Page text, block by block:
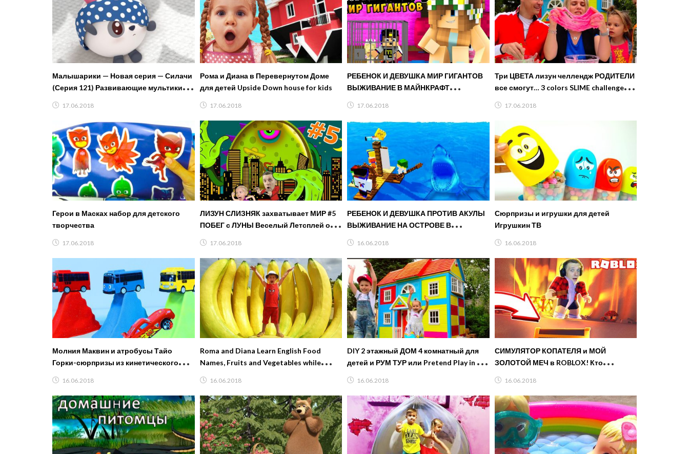
Малышарики — Новая серия — Силачи
(Серия 121) Развивающие мультики
17.06.2018
Рома и Диана в Перевернутом Доме
для детей Upside Down house for kids
17.06.2018
РЕБЕНОК И ДЕВУШКА МИР ГИГАНТОВ
ВЫЖИВАНИЕ В МАЙНКРАФТ
MINECRAFT
17.06.2018
Три ЦВЕТА лизун челлендж РОДИТЕЛИ
все смогут… 3 colors SLIME challenge
17.06.2018
Герои в Масках набор для детского
творчества
17.06.2018
ЛИЗУН СЛИЗНЯК захватывает МИР #5
ПОБЕГ с ЛУНЫ Веселый Летсплей от
17.06.2018
РЕБЕНОК И ДЕВУШКА ПРОТИВ АКУЛЫ
ВЫЖИВАНИЕ НА ОСТРОВЕ В
ДЕТЕЙ MINECRAFT
16.06.2018
Сюрпризы и игрушки для детей
Игрушкин ТВ
16.06.2018
Молния Маквин и атробусы Тайо
Горки-сюрпризы из кинетического
16.06.2018
Roma and Diana Learn English Food
Names, Fruits and Vegetables while
16.06.2018
DIY 2 этажный ДОМ 4 комнатный для
детей и РУМ ТУР или Pretend Play in DIY
16.06.2018
СИМУЛЯТОР КОПАТЕЛЯ и МОЙ
ЗОЛОТОЙ МЕЧ в ROBLOX! Кто
от FFGTV
16.06.2018